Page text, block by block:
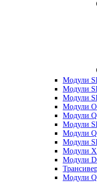
Модули
Модули
Модули
Модули
Модули
Модули
Модули
Модули
Модули
Модули
Модули